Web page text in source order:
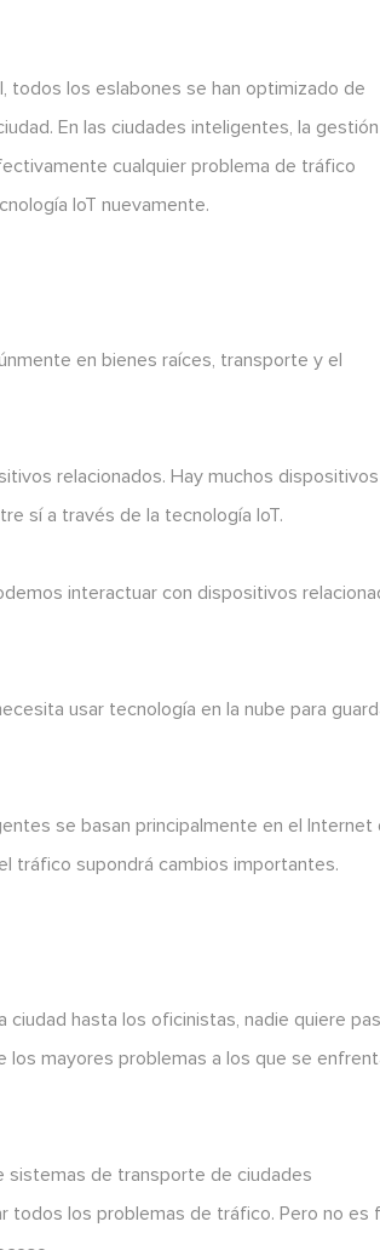
los eslabones se han optimizado de
En las ciudades inteligentes, la
cualquier problema de tráfico
IoT nuevamente.
en bienes raíces, transporte y el
relacionados. Hay muchos dispositivos
sí a través de la tecnología IoT.
interactuar con dispositivos
usar tecnología en la nube para
se basan principalmente en el Internet
tráfico supondrá cambios importantes.
hasta los oficinistas, nadie quiere
mayores problemas a los que se
sistemas de transporte de ciudades
todos los problemas de tráfico. Pero no es